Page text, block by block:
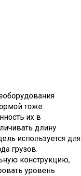
тоже
их в
длину
используется для
грузов.
конструкцию,
уровень